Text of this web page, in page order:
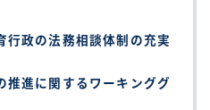
行政の法務相談体制の充実
推進に関するワーキンググ